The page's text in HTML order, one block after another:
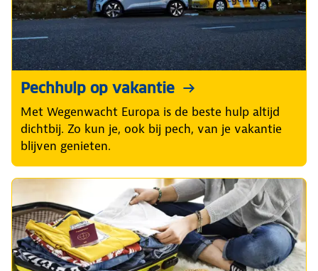
Pechhulp op vakantie
Met Wegenwacht Europa is de beste hulp altijd
dichtbij. Zo kun je, ook bij pech, van je vakantie
blijven genieten.